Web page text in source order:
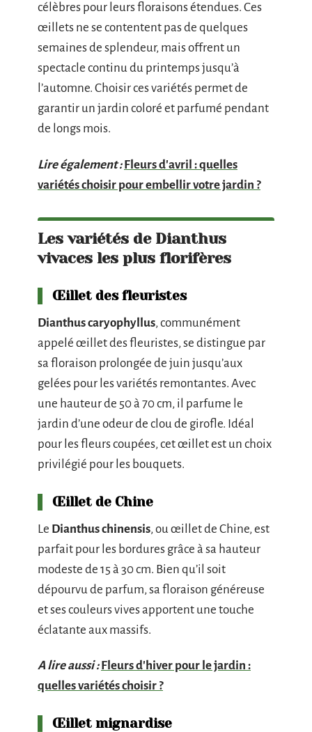
célèbres pour leurs floraisons étendues. Ces
œillets ne se contentent pas de quelques
semaines de splendeur, mais offrent un
spectacle continu du printemps jusqu’à
l’automne. Choisir ces variétés permet de
garantir un jardin coloré et parfumé pendant
de longs mois.
Lire également : Fleurs d'avril : quelles
variétés choisir pour embellir votre jardin ?
Les variétés de Dianthus
vivaces les plus florifères
Œillet des fleuristes
Dianthus caryophyllus, communément
appelé œillet des fleuristes, se distingue par
sa floraison prolongée de juin jusqu’aux
gelées pour les variétés remontantes. Avec
une hauteur de 50 à 70 cm, il parfume le
jardin d’une odeur de clou de girofle. Idéal
pour les fleurs coupées, cet œillet est un choix
privilégié pour les bouquets.
Œillet de Chine
Le Dianthus chinensis, ou œillet de Chine, est
parfait pour les bordures grâce à sa hauteur
modeste de 15 à 30 cm. Bien qu’il soit
dépourvu de parfum, sa floraison généreuse
et ses couleurs vives apportent une touche
éclatante aux massifs.
A lire aussi : Fleurs d'hiver pour le jardin :
quelles variétés choisir ?
Œillet mignardise